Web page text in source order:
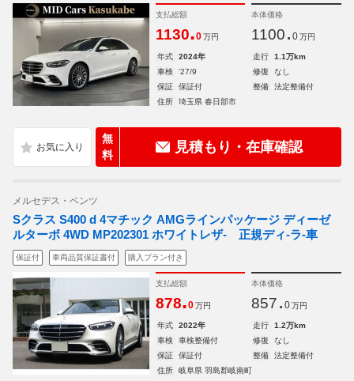
支払総額
1130.0 万円
本体価格
1100. 0 万円
年式 2024年 走行
1.1万km
車検
'27/9 修復
なし
保証
保証付 整備
法定整備付
住所
埼玉県 春日部市
無
料
見積もり・在庫確認
メルセデス・ベンツ
Sクラス S400 d 4マチック AMGラインパッケージ ディーゼ
ルターボ 4WD MP202301 ホワイトレザ- 正規ディ-ラ-車
保証付 車両品質保証書付 購入プラン付き
支払総額
878.0 万円
本体価格
857. 0 万円
年式 2022年 走行
1.2万km
車検
車検整備付 修復
なし
保証
保証付 整備
法定整備付
住所
岐阜県 羽島郡岐南町